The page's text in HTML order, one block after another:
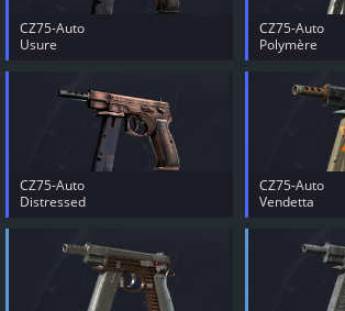
CZ75-Auto
Usure
CZ75-Auto
Polymère
CZ75-Auto
Distressed
CZ75-Auto
Vendetta